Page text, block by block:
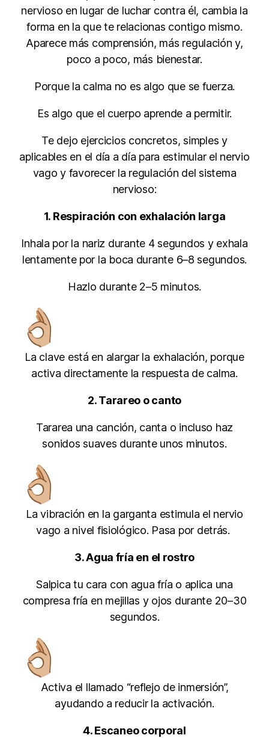
nervioso en lugar de luchar contra él, cambia la
forma en la que te relacionas contigo mismo.
Aparece más comprensión, más regulación y,
poco a poco, más bienestar.
Porque la calma no es algo que se fuerza.
Es algo que el cuerpo aprende a permitir.
Te dejo ejercicios concretos, simples y
aplicables en el día a día para estimular el nervio
vago y favorecer la regulación del sistema
nervioso:
1. Respiración con exhalación larga
Inhala por la nariz durante 4 segundos y exhala
lentamente por la boca durante 6–8 segundos.
Hazlo durante 2–5 minutos.
La clave está en alargar la exhalación, porque
activa directamente la respuesta de calma.
2. Tarareo o canto
Tararea una canción, canta o incluso haz
sonidos suaves durante unos minutos.
La vibración en la garganta estimula el nervio
vago a nivel fisiológico. Pasa por detrás.
3. Agua fría en el rostro
Salpica tu cara con agua fría o aplica una
compresa fría en mejillas y ojos durante 20–30
segundos.
Activa el llamado “reflejo de inmersión”,
ayudando a reducir la activación.
4. Escaneo corporal